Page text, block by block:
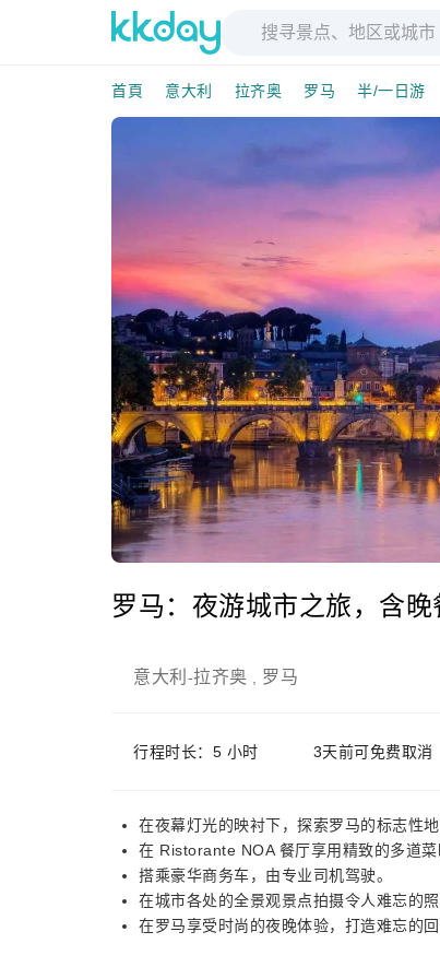
首頁 意大利 拉齐奥 罗马 半/一日游
罗马：夜游城市之旅，含
意大利 -拉齐奥 罗马
行程时长：5 小时 3天前可免费取消
在夜幕灯光的映衬下，探索罗马的标志性地
在 Ristorante NOA 餐厅享用精致的多道菜
搭乘豪华商务车，由专业司机驾驶。
在城市各处的全景观景点拍摄令人难忘的
在罗马享受时尚的夜晚体验，打造难忘的